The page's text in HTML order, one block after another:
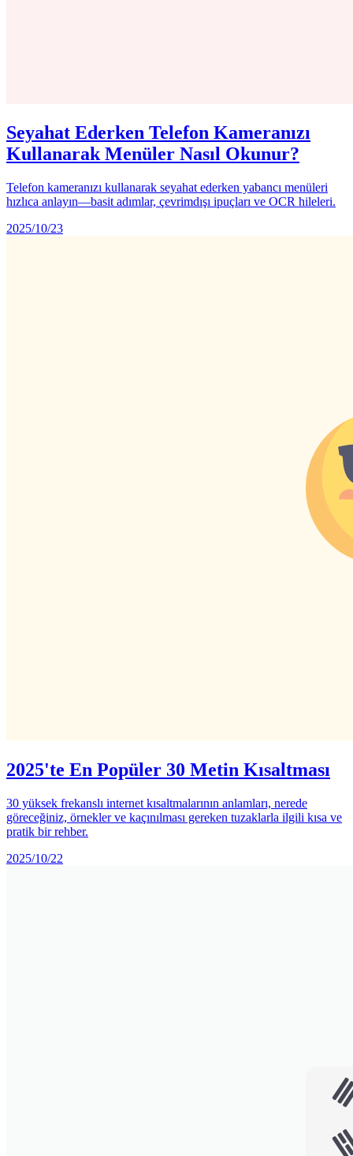
Seyahat Ederken Telefon Kameranızı
Kullanarak Menüler Nasıl Okunur?
Telefon kameranızı kullanarak seyahat ederken yabancı menüleri
hızlıca anlayın—basit adımlar, çevrimdışı ipuçları ve OCR hileleri.
2025/10/23
2025'te En Popüler 30 Metin Kısaltması
30 yüksek frekanslı internet kısaltmalarının anlamları, nerede
göreceğiniz, örnekler ve kaçınılması gereken tuzaklarla ilgili kısa ve
pratik bir rehber.
2025/10/22